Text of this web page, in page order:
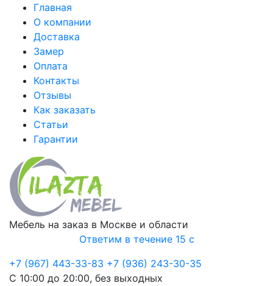
Главная
О компании
Доставка
Замер
Оплата
Контакты
Отзывы
Как заказать
Статьи
Гарантии
Мебель на заказ в Москве и области
Ответим в течение 15 с
+7 (967) 443-33-83 +7 (936) 243-30-35
С 10:00 до 20:00, без выходных